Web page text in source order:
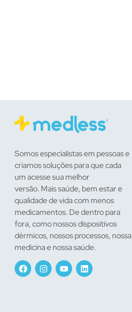
Somos especialistas em pessoas e
criamos soluções para que cada
um acesse sua melhor
versão. Mais saúde, bem estar e
qualidade de vida com menos
medicamentos. De dentro para
fora, como nossos dispositivos
dérmicos, nossos processos, nossa
medicina e nossa saúde.